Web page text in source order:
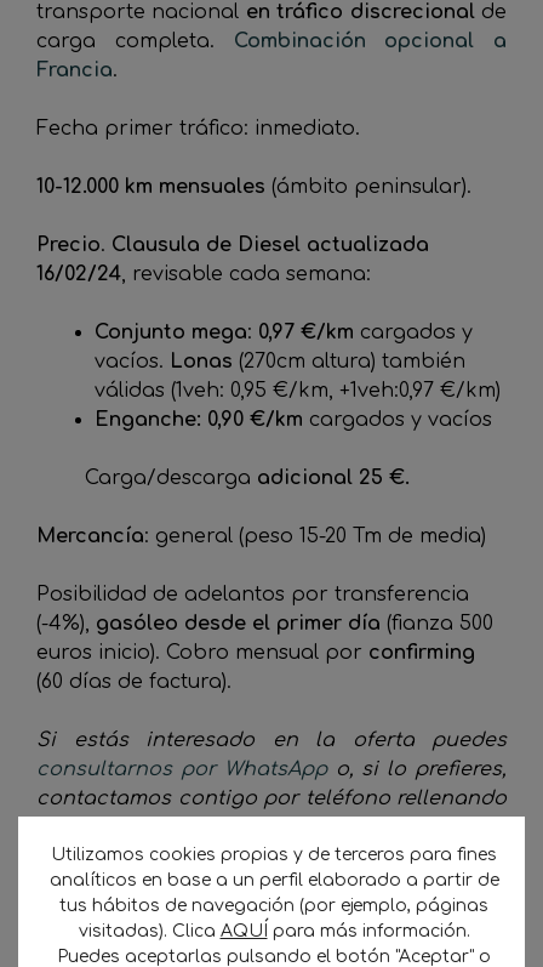
transporte nacional en tráfico discrecional de
carga completa. Combinación opcional a
Francia.
Fecha primer tráfico: inmediato.
10-12.000 km mensuales (ámbito peninsular).
Precio. Clausula de Diesel actualizada
16/02/24, revisable cada semana:
Conjunto mega: 0,97 €/km cargados y
vacíos. Lonas (270cm altura) también
válidas (1veh: 0,95 €/km, +1veh:0,97 €/km)
Enganche: 0,90 €/km cargados y vacíos
Carga/descarga adicional 25 €.
Mercancía: general (peso 15-20 Tm de media)
Posibilidad de adelantos por transferencia
(-4%), gasóleo desde el primer día (fianza 500
euros inicio). Cobro mensual por confirming
(60 días de factura).
Si estás interesado en la oferta puedes
consultarnos por WhatsAppo, si lo prefieres,
contactamos contigo por teléfono rellenando
No se ha encontrado ningún campo.
CONTACTO CON CARGADORAS ↵
Utilizamos cookies propias y de terceros para fines
analíticos en base a un perfil elaborado a partir de
tus hábitos de navegación (por ejemplo, páginas
visitadas). Clica AQUÍ para más información.
Puedes aceptarlas pulsando el botón "Aceptar" o